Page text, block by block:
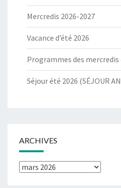
Mercredis 2026-2027
Vacance d’été 2026
Programmes des mercredis
Séjour été 2026 (SÉJOUR
ARCHIVES
Archives